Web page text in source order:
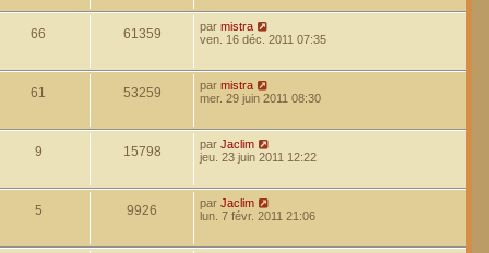
66 61359 par mistra
ven. 16 déc. 2011 07:35
61 53259 par mistra
mer. 29 juin 2011 08:30
9 15798 par Jaclim
jeu. 23 juin 2011 12:22
5 9926 par Jaclim
lun. 7 févr. 2011 21:06